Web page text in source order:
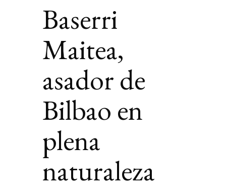
Baserri
Maitea,
asador de
Bilbao en
plena
naturaleza